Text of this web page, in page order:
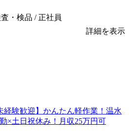
・検品 / 正社員
詳細を表示